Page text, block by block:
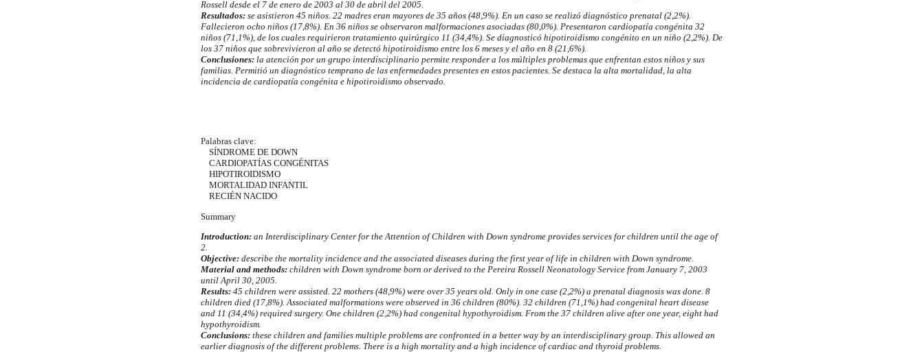
Rossell desde el 7 de enero de 2003 al 30 de abril del 2005.
Resultados: se asistieron 45 niños. 22 madres eran mayores de 35 años (48,9%). En un caso se realizó diagnóstico prenatal (2,2%).
Fallecieron ocho niños (17,8%). En 36 niños se observaron malformaciones asociadas (80,0%). Presentaron cardiopatía congénita 32
niños (71,1%), de los cuales requirieron tratamiento quirúrgico 11 (34,4%). Se diagnosticó hipotiroidismo congénito en un niño (2,2%). De
los 37 niños que sobrevivieron al año se detectó hipotiroidismo entre los 6 meses y el año en 8 (21,6%).
Conclusiones: la atención por un grupo interdisciplinario permite responder a los múltiples problemas que enfrentan estos niños y sus
familias. Permitió un diagnóstico temprano de las enfermedades presentes en estos pacientes. Se destaca la alta mortalidad, la alta
incidencia de cardiopatía congénita e hipotiroidismo observado.
Palabras clave:
SÍNDROME DE DOWN
CARDIOPATÍAS CONGÉNITAS
HIPOTIROIDISMO
MORTALIDAD INFANTIL
RECIÉN NACIDO
Summary
Introduction: an Interdisciplinary Center for the Attention of Children with Down syndrome provides services for children until the age of
2.
Objective: describe the mortality incidence and the associated diseases during the first year of life in children with Down syndrome.
Material and methods: children with Down syndrome born or derived to the Pereira Rossell Neonatology Service from January 7, 2003
until April 30, 2005.
Results: 45 children were assisted. 22 mothers (48,9%) were over 35 years old. Only in one case (2,2%) a prenatal diagnosis was done. 8
children died (17,8%). Associated malformations were observed in 36 children (80%). 32 children (71,1%) had congenital heart disease
and 11 (34,4%) required surgery. One children (2,2%) had congenital hypothyroidism. From the 37 children alive after one year, eight had
hypothyroidism.
Conclusions: these children and families multiple problems are confronted in a better way by an interdisciplinary group. This allowed an
earlier diagnosis of the different problems. There is a high mortality and a high incidence of cardiac and thyroid problems.